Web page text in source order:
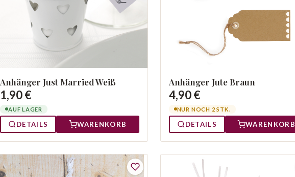
Anhänger Just Married Weiß
1,90 €
AUF LAGER
DETAILS WARENKORB
Anhänger Jute Braun
4,90 €
NUR NOCH 2 STK.
DETAILS WARENKORB